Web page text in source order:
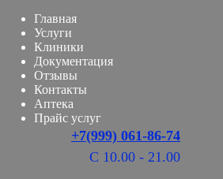
Главная
Услуги
Клиники
Документация
Отзывы
Контакты
Аптека
Прайс услуг
+7(999) 061-86-74
С 10.00 - 21.00